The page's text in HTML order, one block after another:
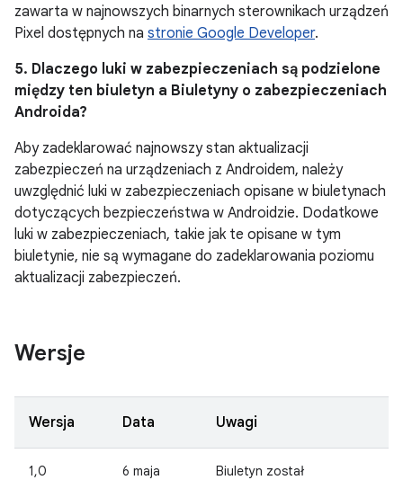
zawarta w najnowszych binarnych sterownikach urządzeń
Pixel dostępnych na stronie Google Developer.
5. Dlaczego luki w zabezpieczeniach są podzielone
między ten biuletyn a Biuletyny o zabezpieczeniach
Androida?
Aby zadeklarować najnowszy stan aktualizacji
zabezpieczeń na urządzeniach z Androidem, należy
uwzględnić luki w zabezpieczeniach opisane w biuletynach
dotyczących bezpieczeństwa w Androidzie. Dodatkowe
luki w zabezpieczeniach, takie jak te opisane w tym
biuletynie, nie są wymagane do zadeklarowania poziomu
aktualizacji zabezpieczeń.
Wersje
Wersja Data Uwagi
1,0
6 maja
Biuletyn został